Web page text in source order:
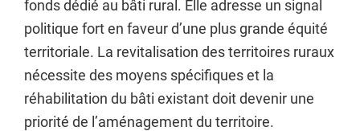
fonds dédié au bâti rural. Elle adresse un signal
politique fort en faveur d’une plus grande équité
territoriale. La revitalisation des territoires ruraux
nécessite des moyens spécifiques et la
réhabilitation du bâti existant doit devenir une
priorité de l’aménagement du territoire.